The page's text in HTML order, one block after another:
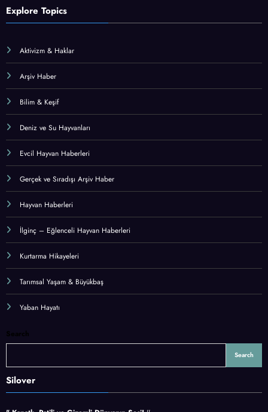
Explore Topics
Aktivizm & Haklar
Arşiv Haber
Bilim & Keşif
Deniz ve Su Hayvanları
Evcil Hayvan Haberleri
Gerçek ve Sıradışı Arşiv Haber
Hayvan Haberleri
İlginç – Eğlenceli Hayvan Haberleri
Kurtarma Hikayeleri
Tarımsal Yaşam & Büyükbaş
Yaban Hayatı
Search
Search
Silover